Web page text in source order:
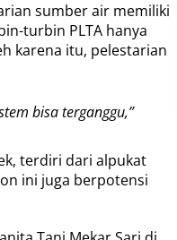
sumber air memiliki
turbin PLTA hanya
karena itu, pelestarian
bisa terganggu,”
terdiri dari alpukat
ini juga berpotensi